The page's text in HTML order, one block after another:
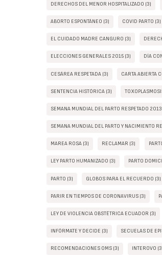
DERECHOS DEL MENOR HOSPITALIZADO (3)
ABORTO ESPONTÁNEO (3) COVID PARTO (3)
EL CUIDADO MADRE CANGURO (3)
ELECCIONES GENERALES 2015 (3) DÍA
CESÁREA RESPETADA (3) CARTA ABIERTA
SENTENCIA HISTÓRICA (3)
SEMANA MUNDIAL DEL PARTO RESPETADO
SEMANA MUNDIAL DEL PARTO Y NACIMIENTO
MAREA ROSA (3) RECLAMAR (3)
LEY PARTO HUMANIZADO (3) PARTO
PARTO (3) GLOBOS PARA EL RECUERDO (3)
PARIR EN TIEMPOS DE CORONAVIRUS (3)
LEY DE VIOLENCIA OBSTÉTRICA ECUADOR (3)
INFÓRMATE Y DECIDE (3) SECUELAS DE
RECOMENDACIONES OMS (3) INTEROVO